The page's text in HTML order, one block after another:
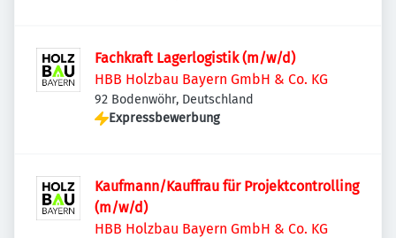
Fachkraft Lagerlogistik (m/w/d)
HBB Holzbau Bayern GmbH & Co. KG
92 Bodenwöhr, Deutschland
Expressbewerbung
Kaufmann/Kauffrau für Projektcontrolling
(m/w/d)
HBB Holzbau Bayern GmbH & Co. KG